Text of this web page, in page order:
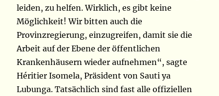
leiden, zu helfen. Wirklich, es gibt keine
Möglichkeit! Wir bitten auch die
Provinzregierung, einzugreifen, damit sie die
Arbeit auf der Ebene der öffentlichen
Krankenhäusern wieder aufnehmen“, sagte
Héritier Isomela, Präsident von Sauti ya
Lubunga. Tatsächlich sind fast alle offiziellen